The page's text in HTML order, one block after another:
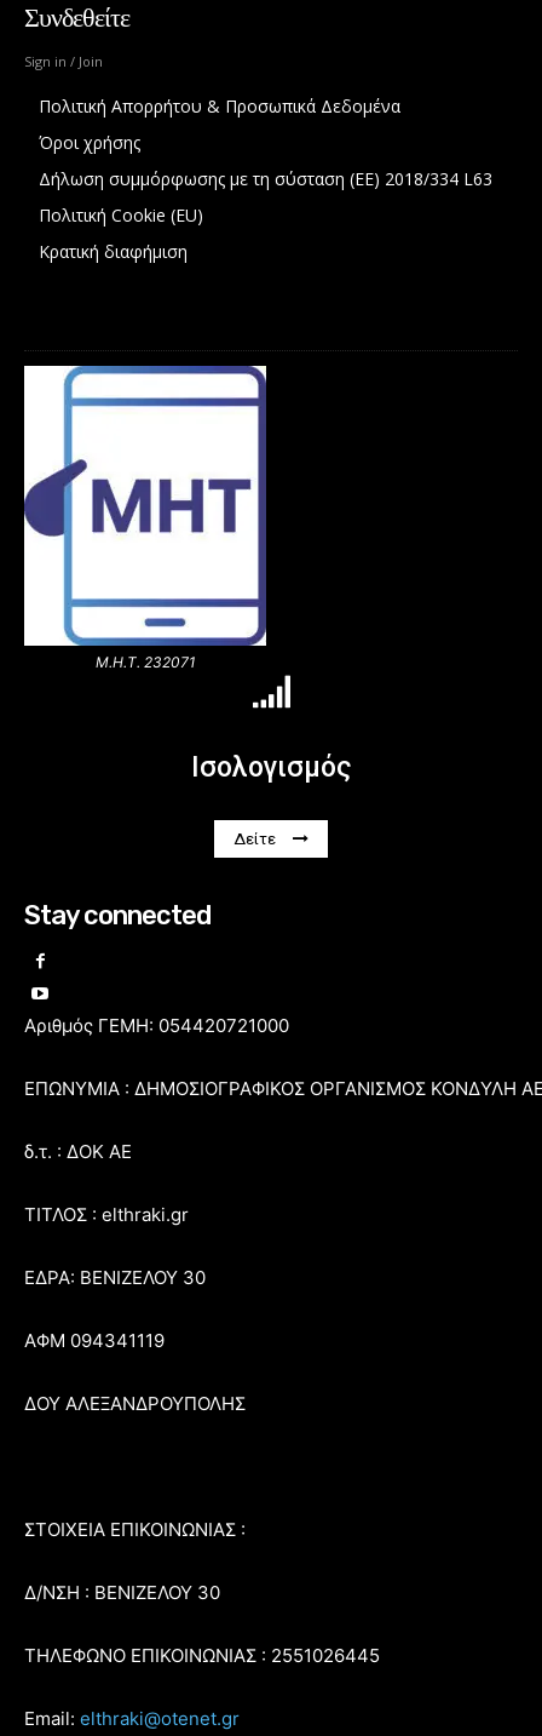
Συνδεθείτε
Sign in / Join
Πολιτική Απορρήτου & Προσωπικά Δεδομένα
Όροι χρήσης
Δήλωση συμμόρφωσης με τη σύσταση (ΕΕ) 2018/334 L63
Πολιτική Cookie (EU)
Κρατική διαφήμιση
Μ.Η.Τ. 232071
Ισολογισμός
Δείτε
Stay connected
Αριθμός ΓΕΜΗ: 054420721000
ΕΠΩΝΥΜΙΑ : ΔΗΜΟΣΙΟΓΡΑΦΙΚΟΣ ΟΡΓΑΝΙΣΜΟΣ ΚΟΝΔΥΛΗ
δ.τ. : ΔΟΚ ΑΕ
ΤΙΤΛΟΣ : elthraki.gr
ΕΔΡΑ: ΒΕΝΙΖΕΛΟΥ 30
ΑΦΜ 094341119
ΔΟΥ ΑΛΕΞΑΝΔΡΟΥΠΟΛΗΣ
ΣΤΟΙΧΕΙΑ ΕΠΙΚΟΙΝΩΝΙΑΣ :
Δ/ΝΣΗ : ΒΕΝΙΖΕΛΟΥ 30
ΤΗΛΕΦΩΝΟ ΕΠΙΚΟΙΝΩΝΙΑΣ : 2551026445
Email: elthraki@otenet.gr